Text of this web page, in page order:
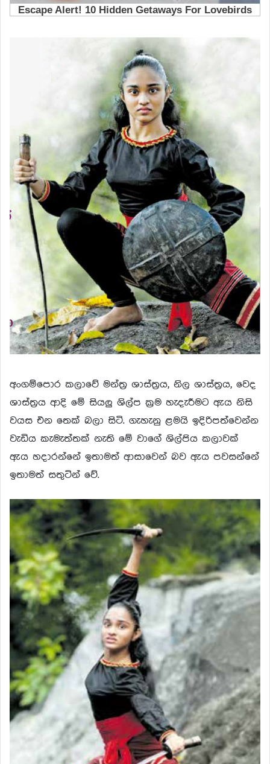
අංගම්පොර කලාවේ මන්ත්‍ර ශාස්ත්‍රය, නිල ශාස්ත්‍රය, වෙද
ශාස්ත්‍රය ආදි මේ සියලු ශිල්ප ක්‍ර‍ම හැදැරීමට ඇය නිසි
වයස එන තෙක් බලා සිටි. ගැහැනු ළමයි ඉදිරිපත්වෙන්න
වැඩිය කැමැත්තක් නැති මේ වාගේ ශිල්පිය කලාවක්
ඇය හදාරන්නේ ඉතාමත් ආසාවෙන් බව ඇය පවසන්නේ
ඉතාමත් සතුටින් වේ.